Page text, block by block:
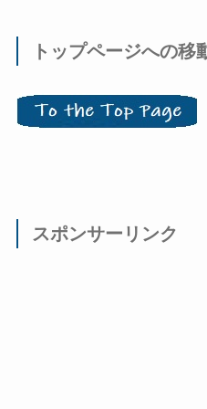
トップページへの移
スポンサーリンク